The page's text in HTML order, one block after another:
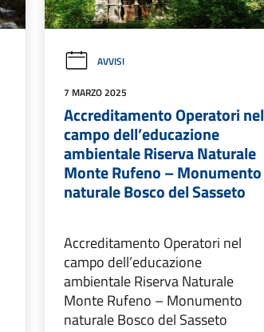
AVVISI
7 MARZO 2025
Accreditamento Operatori nel
campo dell’educazione
ambientale Riserva Naturale
Monte Rufeno – Monumento
naturale Bosco del Sasseto
Accreditamento Operatori nel
campo dell’educazione
ambientale Riserva Naturale
Monte Rufeno – Monumento
naturale Bosco del Sasseto